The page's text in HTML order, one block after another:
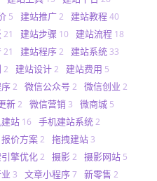
5 建站推广2 建站教程40
21 建站步骤 10 建站流程 18
21 建站程序2 建站系统 33
2 建站设计2 建站费用 5
2 微信公众号 2 微信创业 2
新2 微信营销 3 微商城 5
站 16 手机建站系统2
报价方案2 拖拽建站 3
擎优化2 摄影2 摄影网站 5
3 文章小程序7 新零售 2